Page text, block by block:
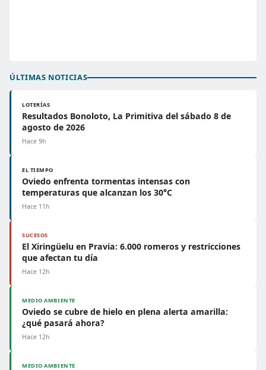
ÚLTIMAS NOTICIAS
LOTERÍAS
Resultados Bonoloto, La Primitiva del sábado 8 de
agosto de 2026
Hace 9h
EL TIEMPO
Oviedo enfrenta tormentas intensas con
temperaturas que alcanzan los 30°C
Hace 11h
SUCESOS
El Xiringüelu en Pravia: 6.000 romeros y restricciones
que afectan tu día
Hace 12h
MEDIO AMBIENTE
Oviedo se cubre de hielo en plena alerta amarilla:
¿qué pasará ahora?
Hace 12h
MEDIO AMBIENTE